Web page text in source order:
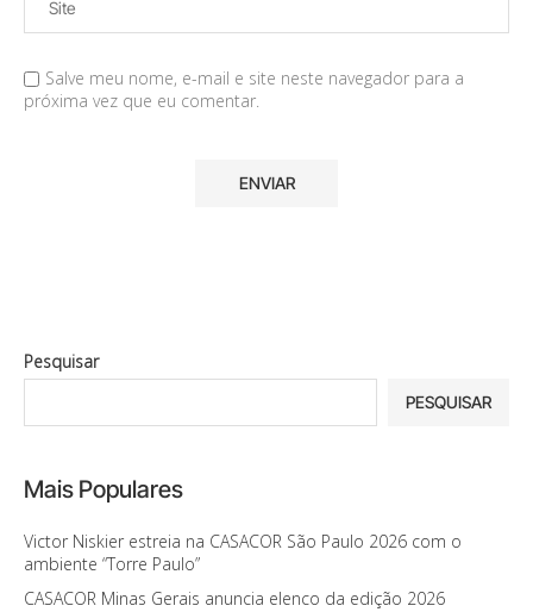
Salve meu nome, e-mail e site neste navegador para a
próxima vez que eu comentar.
Pesquisar
PESQUISAR
Mais Populares
Victor Niskier estreia na CASACOR São Paulo 2026 com o
ambiente “Torre Paulo”
CASACOR Minas Gerais anuncia elenco da edição 2026